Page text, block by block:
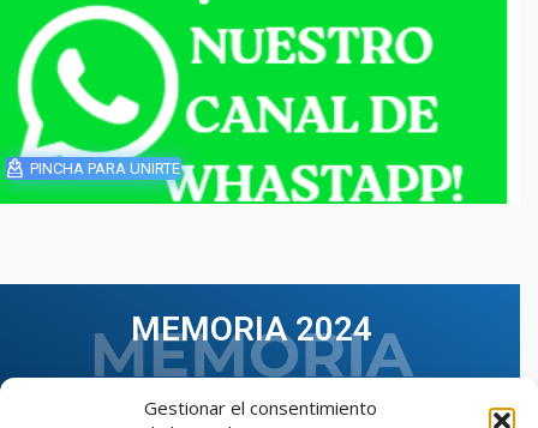
Gestionar el consentimiento
PINCHA PARA UNIRTE
MEMORIA 2024